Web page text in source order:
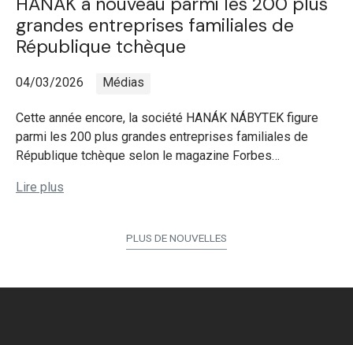
grandes entreprises familiales de
République tchèque
04/03/2026 Médias
Cette année encore, la société HANÁK NÁBYTEK figure
parmi les 200 plus grandes entreprises familiales de
République tchèque selon le magazine Forbes…
Lire plus
PLUS DE NOUVELLES